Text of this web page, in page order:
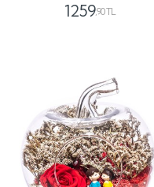
1259,90 TL